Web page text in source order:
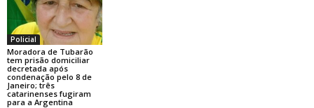
Policial
Moradora de Tubarão
tem prisão domiciliar
decretada após
condenação pelo 8 de
Janeiro; três
catarinenses fugiram
para a Argentina